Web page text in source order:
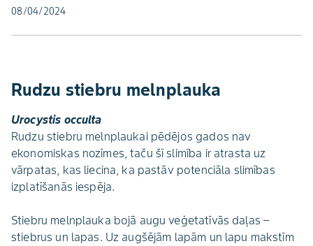
08/04/2024
Rudzu stiebru melnplauka
Urocystis occulta
Rudzu stiebru melnplaukai pēdējos gados nav
ekonomiskas nozīmes, taču šī slimība ir atrasta uz
vārpatas, kas liecina, ka pastāv potenciāla slimības
izplatīšanās iespēja.
Stiebru melnplauka bojā augu veģetatīvās daļas –
stiebrus un lapas. Uz augšējām lapām un lapu makstīm